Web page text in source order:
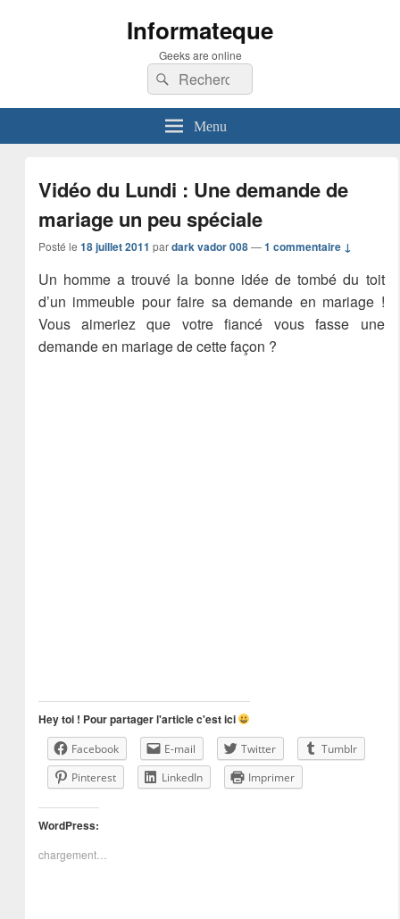
Informateque
Geeks are online
Recherche :
Rechercher
Menu
Vidéo du Lundi : Une demande de
mariage un peu spéciale
Posté le 18 juillet 2011 pardark vador 008 —1 commentaire ↓
Un homme a trouvé la bonne idée de tombé du toit
d’un immeuble pour faire sa demande en mariage !
Vous aimeriez que votre fiancé vous fasse une
demande en mariage de cette façon ?
Hey toi ! Pour partager l'article c'est ici
Facebook E-mail Twitter
Tumblr
Pinterest
LinkedIn Imprimer
WordPress:
chargement…